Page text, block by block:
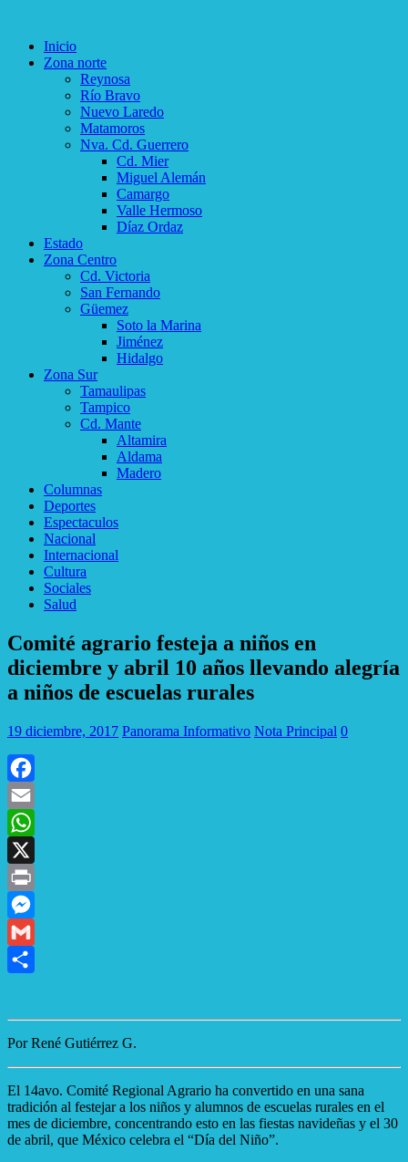
Inicio
Zona norte
Reynosa
Río Bravo
Nuevo Laredo
Matamoros
Nva. Cd. Guerrero
Cd. Mier
Miguel Alemán
Camargo
Valle Hermoso
Díaz Ordaz
Estado
Zona Centro
Cd. Victoria
San Fernando
Güemez
Soto la Marina
Jiménez
Hidalgo
Zona Sur
Tamaulipas
Tampico
Cd. Mante
Altamira
Aldama
Madero
Columnas
Deportes
Espectaculos
Nacional
Internacional
Cultura
Sociales
Salud
Comité agrario festeja a niños en
diciembre y abril 10 años llevando alegría
a niños de escuelas rurales
19 diciembre, 2017 Panorama Informativo Nota Principal 0
Facebook
Email
WhatsApp
X
Print
Messenger
Gmail
Por René Gutiérrez G.
El 14avo. Comité Regional Agrario ha convertido en una sana
tradición al festejar a los niños y alumnos de escuelas rurales en el
mes de diciembre, concentrando esto en las fiestas navideñas y el 30
de abril, que México celebra el “Día del Niño”.